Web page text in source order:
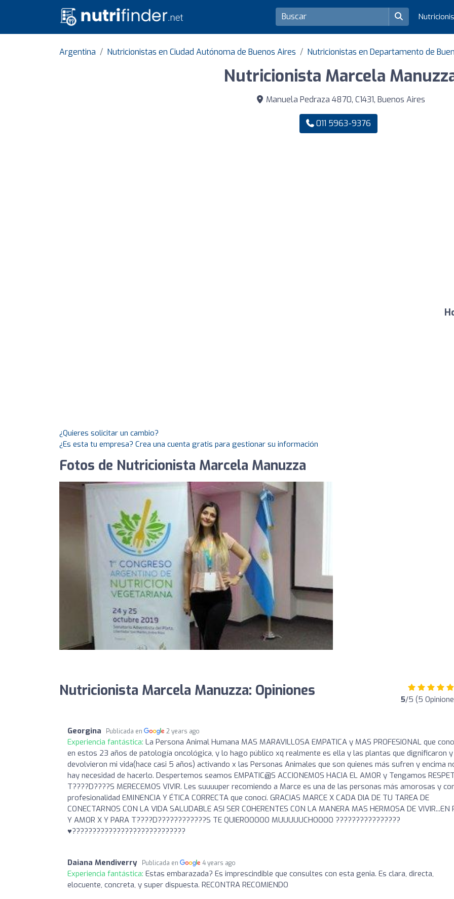
Argentina Nutricionistas en Ciudad Autónoma de Buenos Aires Nutricionistas en Departamento de
Nutricionista Marcela
Manuela Pedraza 4870, C1431, Buenos Aires
011 5963-9376
¿Quieres solicitar un cambio?
¿Es esta tu empresa? Crea una cuenta gratis para gestionar su información
Fotos de Nutricionista Marcela Manuzza
Nutricionista Marcela Manuzza: Opiniones 5/5 (5
Georgina Publicada en 2 years ago
Experiencia fantástica: La Persona Animal Humana MAS MARAVILLOSA EMPATICA y MAS PROFESIONAL que
en estos 23 años de patología oncológica, y lo hago público xq realmente es ella y las plantas que dignificaron y
devolvieron mi vida(hace casi 5 años) activando x las Personas Animales que son quienes más sufren y encima
hay necesidad de hacerlo. Despertemos seamos EMPATIC@S ACCIONEMOS HACIA EL AMOR y Tengamos
T????D????S MERECEMOS VIVIR. Les suuuuper recomiendo a Marce es una de las personas más amorosas y
profesionalidad EMINENCIA Y ÉTICA CORRECTA que conocí. GRACIAS MARCE X CADA DIA DE TU TAREA DE
CONECTARNOS CON LA VIDA SALUDABLE ASI SER COHERENTES CON LA MANERA MAS HERMOSA DE VIVIR...EN
Y AMOR X Y PARA T????D????????????S TE QUIEROOOOO MUUUUUCHOOOO ????????????????
♥️????????????????????????????
Daiana Mendiverry Publicada en 4 years ago
Experiencia fantástica: Estas embarazada? Es imprescindible que consultes con esta genia. Es clara, directa,
elocuente, concreta, y super dispuesta. RECONTRA RECOMIENDO